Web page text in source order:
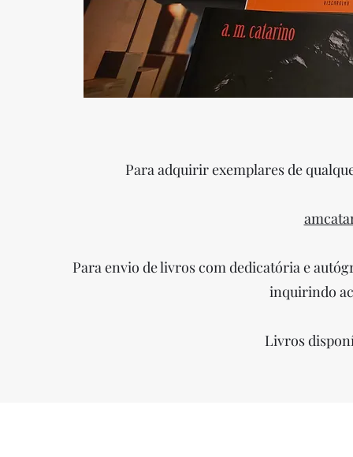
Para adquirir exemplares de
Para envio de livros com dedicatória e
inquirindo
Livros